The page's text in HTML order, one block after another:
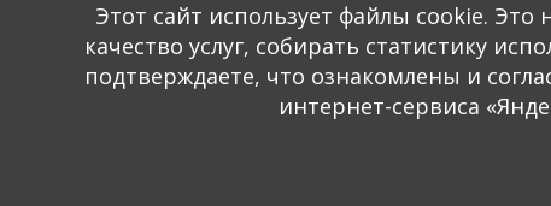
Этот сайт использует файлы cookie.
качество услуг, собирать статистику
подтверждаете, что ознакомлены и
интернет-сервиса